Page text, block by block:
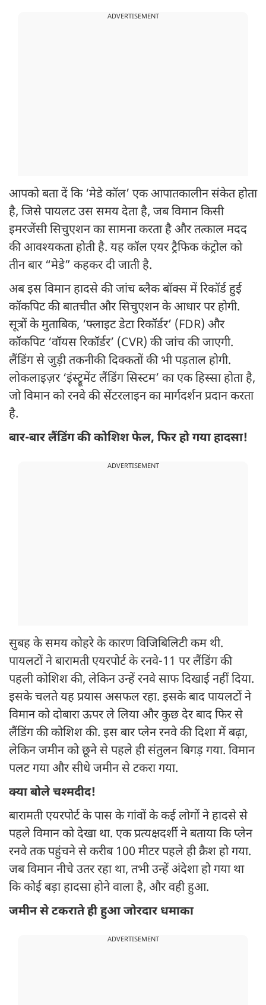
ADVERTISEMENT
आपको बता दें कि ‘मेडे कॉल’ एक आपातकालीन संकेत होता
है, जिसे पायलट उस समय देता है, जब विमान किसी
इमरजेंसी सिचुएशन का सामना करता है और तत्काल मदद
की आवश्यकता होती है. यह कॉल एयर ट्रैफिक कंट्रोल को
तीन बार “मेडे” कहकर दी जाती है.
अब इस विमान हादसे की जांच ब्लैक बॉक्स में रिकॉर्ड हुई
कॉकपिट की बातचीत और सिचुएशन के आधार पर होगी.
सूत्रों के मुताबिक, ‘फ्लाइट डेटा रिकॉर्डर’ (FDR) और
कॉकपिट ‘वॉयस रिकॉर्डर’ (CVR) की जांच की जाएगी.
लैंडिंग से जुड़ी तकनीकी दिक्कतों की भी पड़ताल होगी.
लोकलाइज़र ‘इंस्ट्रूमेंट लैंडिंग सिस्टम’ का एक हिस्सा होता है,
जो विमान को रनवे की सेंटरलाइन का मार्गदर्शन प्रदान करता
है.
बार-बार लैंडिंग की कोशिश फेल, फिर हो गया हादसा!
ADVERTISEMENT
सुबह के समय कोहरे के कारण विजिबिलिटी कम थी.
पायलटों ने बारामती एयरपोर्ट के रनवे-11 पर लैंडिंग की
पहली कोशिश की, लेकिन उन्हें रनवे साफ दिखाई नहीं दिया.
इसके चलते यह प्रयास असफल रहा. इसके बाद पायलटों ने
विमान को दोबारा ऊपर ले लिया और कुछ देर बाद फिर से
लैंडिंग की कोशिश की. इस बार प्लेन रनवे की दिशा में बढ़ा,
लेकिन जमीन को छूने से पहले ही संतुलन बिगड़ गया. विमान
पलट गया और सीधे जमीन से टकरा गया.
क्या बोले चश्मदीद!
बारामती एयरपोर्ट के पास के गांवों के कई लोगों ने हादसे से
पहले विमान को देखा था. एक प्रत्यक्षदर्शी ने बताया कि प्लेन
रनवे तक पहुंचने से करीब 100 मीटर पहले ही क्रैश हो गया.
जब विमान नीचे उतर रहा था, तभी उन्हें अंदेशा हो गया था
कि कोई बड़ा हादसा होने वाला है, और वही हुआ.
जमीन से टकराते ही हुआ जोरदार धमाका
ADVERTISEMENT